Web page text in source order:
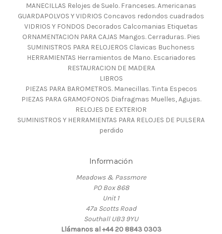
MANECILLAS Relojes de Suelo. Franceses. Americanas
GUARDAPOLVOS Y VIDRIOS Concavos redondos cuadrados
VIDRIOS Y FONDOS Decorados Calcomanias Etiquetas
ORNAMENTACION PARA CAJAS Mangos. Cerraduras. Pies
SUMINISTROS PARA RELOJEROS Clavicas Buchoness
HERRAMIENTAS Herramientos de Mano. Escariadores
RESTAURACION DE MADERA
LIBROS
PIEZAS PARA BAROMETROS. Manecillas. Tinta Especos
PIEZAS PARA GRAMOFONOS Diafragmas Muelles, Agujas.
RELOJES DE EXTERIOR
SUMINISTROS Y HERRAMIENTAS PARA RELOJES DE PULSERA
perdido
Información
Meadows & Passmore
PO Box 868
Unit 1
47a Scotts Road
Southall UB3 9YU
Llámanos al +44 20 8843 0303